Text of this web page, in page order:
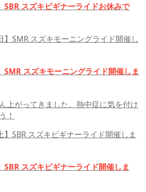
SBR スズキビギナーライドお休みで
SMR スズキモーニングライド開催しま
上がってきました。熱中症に気を付け
！
SBR スズキビギナーライド開催しま